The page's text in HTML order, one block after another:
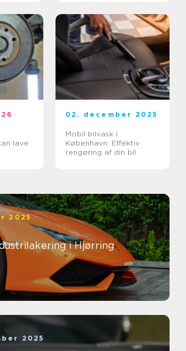
lave
02. december 2025
Mobil bilvask i
København: Effektiv
rengøring af din bil
2025
i Hjørring
2025